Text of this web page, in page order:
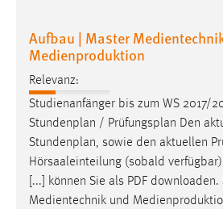
Aufbau | Master
Medienproduktion
Relevanz:
Studienanfänger bis zum WS 2017/
Stundenplan / Prüfungsplan Den
Stundenplan, sowie den aktuellen
Hörsaaleinteilung (sobald
[...] können Sie als PDF
Medientechnik und